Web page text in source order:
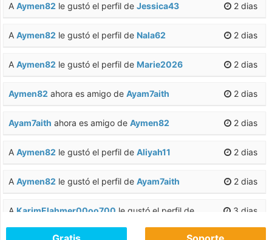
2 dias
A Aymen82 le gustó el perfil de Jessica43
2 dias
A Aymen82 le gustó el perfil de Nala62
2 dias
A Aymen82 le gustó el perfil de Marie2026
2 dias
Aymen82 ahora es amigo de Ayam7aith
2 dias
Ayam7aith ahora es amigo de Aymen82
2 dias
A Aymen82 le gustó el perfil de Aliyah11
2 dias
A Aymen82 le gustó el perfil de Ayam7aith
3 dias
A KarimElahmer00oo700 le gustó el perfil de